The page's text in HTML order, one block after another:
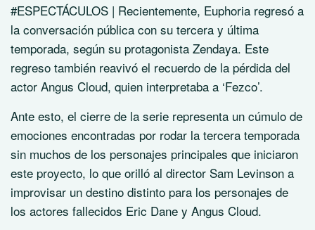
#ESPECTÁCULOS | Recientemente, Euphoria regresó a
la conversación pública con su tercera y última
temporada, según su protagonista Zendaya. Este
regreso también reavivó el recuerdo de la pérdida del
actor Angus Cloud, quien interpretaba a ‘Fezco’.
Ante esto, el cierre de la serie representa un cúmulo de
emociones encontradas por rodar la tercera temporada
sin muchos de los personajes principales que iniciaron
este proyecto, lo que orilló al director Sam Levinson a
improvisar un destino distinto para los personajes de
los actores fallecidos Eric Dane y Angus Cloud.